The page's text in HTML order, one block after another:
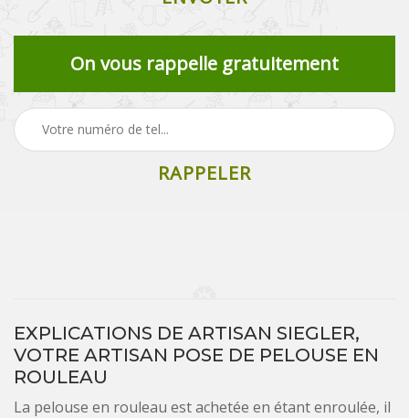
On vous rappelle gratuitement
EXPLICATIONS DE ARTISAN SIEGLER,
VOTRE ARTISAN POSE DE PELOUSE EN
ROULEAU
La pelouse en rouleau est achetée en étant enroulée, il